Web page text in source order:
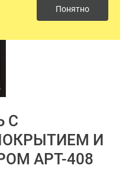
С
И
АРТ-408
Понятно